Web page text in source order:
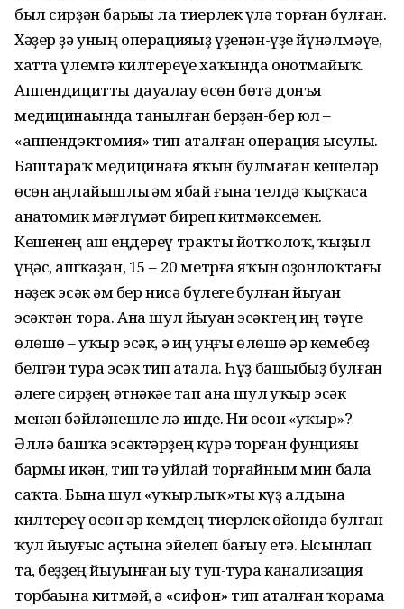
был сирҙән барыһы ла тиерлек үлә торған булған.
Хәҙер ҙә уның операцияһыҙ үҙенән-үҙе йүнәлмәүе,
хатта үлемгә килтереүе хаҡында онотмайыҡ.
Аппендицитты дауалау өсөн бөтә донъя
медицинаһында танылған берҙән-бер юл –
«аппендэктомия» тип аталған операция ысулы.
Баштараҡ медицинаға яҡын булмаған кешеләр
өсөн аңлайышлы һәм ябай ғына телдә ҡыҫҡаса
анатомик мәғлүмәт биреп китмәксемен.
Кешенең аш һеңдереү тракты йотҡолоҡ, ҡыҙыл
үңәс, ашҡаҙан, 15 – 20 метрға яҡын оҙонлоҡтағы
нәҙек эсәк һәм бер нисә бүлеге булған йыуан
эсәктән тора. Ана шул йыуан эсәктең иң тәүге
өлөшө – һуҡыр эсәк, ә иң һуңғы өлөшө һәр кемебеҙ
белгән тура эсәк тип атала. Һүҙ башыбыҙ булған
әлеге сирҙең әтнәкәһе тап ана шул һуҡыр эсәк
менән бәйләнешле лә инде. Ни өсөн «һуҡыр»?
Әллә башҡа эсәктәр­ҙең күрә торған фунцияһы
бармы икән, тип тә уйлай торғайным мин бала
саҡта. Бына шул «һуҡырлыҡ»ты күҙ алдына
килтереү өсөн һәр кемдең тиерлек өйөндә булған
ҡул йыу­ғыс аҫтына эйелеп бағыу етә. Ысынлап
та, беҙҙең йыуынған һыу туп-тура канализация
торбаһына китмәй, ә «сифон» тип аталған ҡорама